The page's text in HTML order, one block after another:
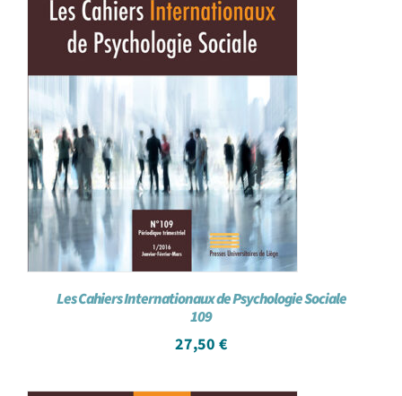
Les Cahiers Internationaux de Psychologie Sociale
109
27,50 €